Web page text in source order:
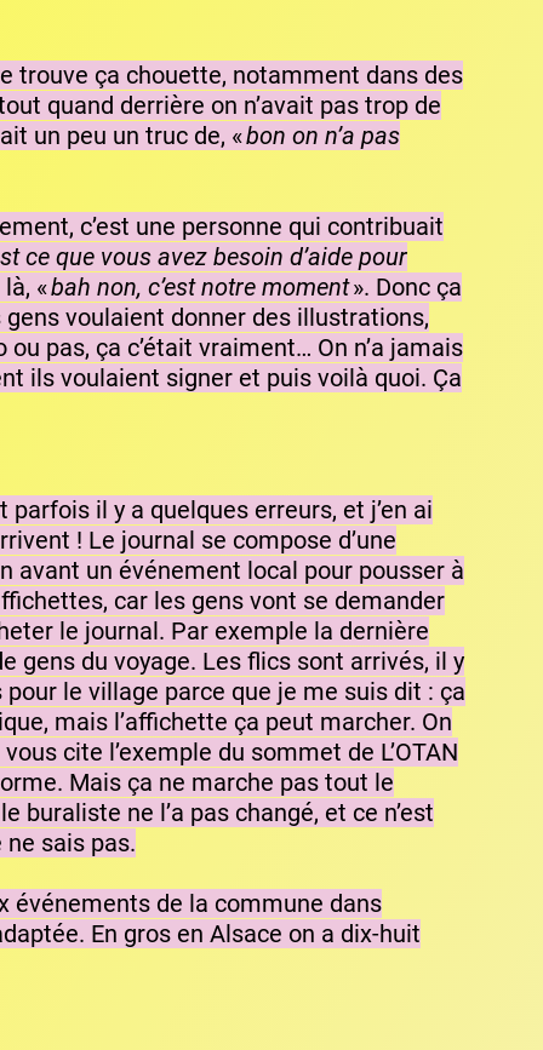
trouve ça chouette, notamment dans des
quand derrière on n’avait pas trop de
un peu un truc de, «bon on n’a pas
c’est une personne qui contribuait
ce que vous avez besoin d’aide pour
«bah non, c’est notre moment». Donc ça
gens voulaient donner des illustrations,
pas, ça c’était vraiment… On n’a jamais
ils voulaient signer et puis voilà quoi. Ça
il y a quelques erreurs, et j’en ai
! Le journal se compose d’une
avant un événement local pour pousser à
car les gens vont se demander
le journal. Par exemple la dernière
gens du voyage. Les flics sont arrivés, il y
le village parce que je me suis dit : ça
mais l’affichette ça peut marcher. On
cite l’exemple du sommet de L’OTAN
Mais ça ne marche pas tout le
buraliste ne l’a pas changé, et ce n’est
sais pas.
événements de la commune dans
En gros en Alsace on a dix-huit